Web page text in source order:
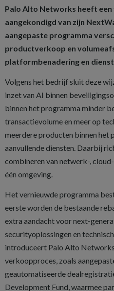
Palo Alto Networks heeft
aangekondigd van zijn
aangepaste programma
productverkoop en
platformbenadering en
Volgens het bedrijf sluit deze
inzet van AI binnen
binnen het programma minder
transactievolume en meer op
meerdere producten binnen het
aanvullende diensten. Daarbij
combineren van netwerk-,
één omgeving.
Het vernieuwde programma
eerste worden de bestaande
extra aandacht voor next-
securityoplossingen en
introduceert Palo Alto
verkoopproces, zoals
geautomatiseerde
Development Fund, waarmee